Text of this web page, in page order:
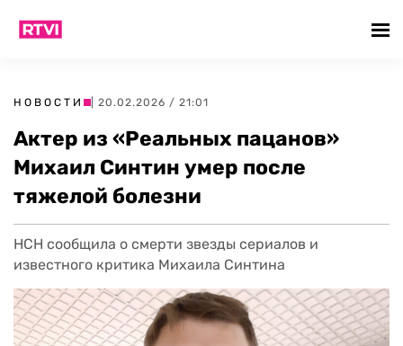
НОВОСТИ | 20.02.2026 / 21:01
Актер из «Реальных пацанов»
Михаил Синтин умер после
тяжелой болезни
НСН сообщила о смерти звезды сериалов и
известного критика Михаила Синтина